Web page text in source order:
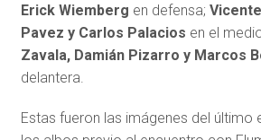
Erick Wiemberg en defensa;
Pavez y Carlos Palacios en el
Zavala, Damián Pizarro y Marcos
delantera.
Estas fueron las imágenes del último